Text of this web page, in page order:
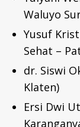
Waluyo
Yusuf
Sehat –
dr. Siswi
Klaten)
Ersi Dwi